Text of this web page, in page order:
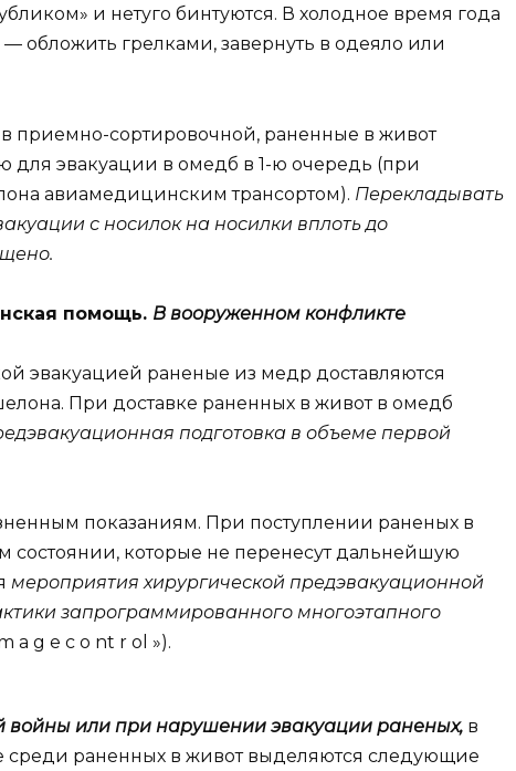
и нетуго бинтуются. В холодное время года
обложить грелками, завернуть в одеяло или
приемно-сортировочной, раненные в живот
для эвакуации в омедб в 1-ю очередь (при
авиамедицинским трансортом). Перекладывать
с носилок на носилки вплоть до
помощь. В вооруженном конфликте
эвакуацией раненые из медр доставляются
При доставке раненных в живот в омедб
подготовка в объеме первой
показаниям. При поступлении раненых в
состоянии, которые не перенесут дальнейшую
мероприятия хирургической предэвакуационной
запрограммированного многоэтапного
a g e c o nt r ol »).
войны или при нарушении эвакуации раненых, в
среди раненных в живот выделяются следующие